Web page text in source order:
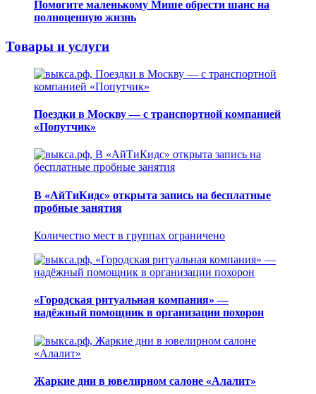
Помогите маленькому Мише обрести шанс на
полноценную жизнь
Товары и услуги
Поездки в Москву — с транспортной компанией
«Попутчик»
В «АйТиКидс» открыта запись на бесплатные
пробные занятия
Количество мест в группах ограничено
«Городская ритуальная компания» —
надёжный помощник в организации похорон
Жаркие дни в ювелирном салоне «Алалит»